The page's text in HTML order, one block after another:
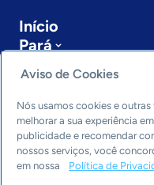
Início
Pará
Sobre a ASN
Últimas notícias
Entre em contato
Editorias
Economia &
Inovação &
Aviso de Cookies
Nós usamos cookies e
melhorar a sua experiência
publicidade e recomendar
nossos serviços, você
em nossa
Política de